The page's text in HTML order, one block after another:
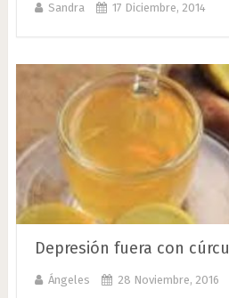
Sandra 17 Diciembre, 2014
Depresión fuera con
Ángeles 28 Noviembre, 2016